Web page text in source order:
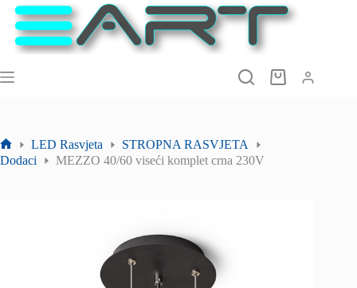
Preskoči
sadržaj
Košarica
Početna
LED Rasvjeta
STROPNA RASVJETA
Dodaci
MEZZO 40/60 viseći komplet crna 230V